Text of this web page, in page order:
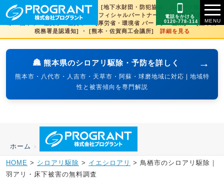
[文化財虫菌害研究所 賛助会員] ・ [地下水財団・防犯協会・スポーツ協会×3県
賛助] ・ [火の国サラマンダーズオフィシャルパートナー] ・ [SDGs登録] 熊本
県・熊本市・佐賀県・佐賀市 ・ [厚労省・環境省 パートナー企業] ・ [熊本西
税務署是認通知] ・ [熊本・佐賀商工会議所] 詳細を見る
→
🏯 熊本県のシロアリ駆除・予防を詳しく
熊本市・八代市・人吉市・天草市・阿蘇・球磨地域に対応 | 地域特
性と被害傾向を専門解説
電話をかける
0120-778-114
ホーム ›
HOME > シロアリ駆除 > イエシロアリ > 鳥栖市のシロアリ駆除｜
羽アリ・床下被害の無料調査